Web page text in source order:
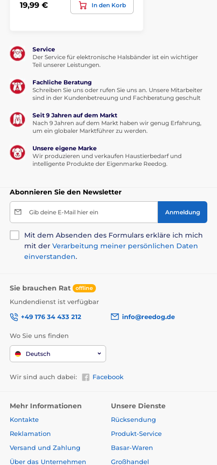
19,99 € In den Korb
Service
Der Service für elektronische Halsbänder ist ein wichtiger
Teil unserer Leistungen.
Fachliche Beratung
Schreiben Sie uns oder rufen Sie uns an. Unsere Mitarbeiter
sind in der Kundenbetreuung und Fachberatung geschult
Seit 9 Jahren auf dem Markt
Nach 9 Jahren auf dem Markt haben wir genug Erfahrung,
um ein globaler Marktführer zu werden.
Unsere eigene Marke
Wir produzieren und verkaufen Haustierbedarf und
intelligente Produkte der Eigenmarke Reedog.
Abonnieren Sie den Newsletter
Gib deine E-Mail hier ein Anmeldung
Mit dem Absenden des Formulars erkläre ich mich
mit der Verarbeitung meiner persönlichen Daten
einverstanden.
Sie brauchen Rat offline
Kundendienst ist verfügbar
+49 176 34 433 212
info@reedog.de
Wo Sie uns finden
Deutsch
Wir sind auch dabei: Facebook
Mehr Informationen
Kontakte
Reklamation
Versand und Zahlung
Über das Unternehmen
Unsere Dienste
Rücksendung
Produkt-Service
Basar-Waren
Großhandel